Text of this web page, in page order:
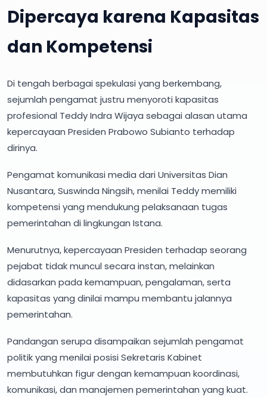
Dipercaya karena Kapasitas
dan Kompetensi
Di tengah berbagai spekulasi yang berkembang,
sejumlah pengamat justru menyoroti kapasitas
profesional Teddy Indra Wijaya sebagai alasan utama
kepercayaan Presiden Prabowo Subianto terhadap
dirinya.
Pengamat komunikasi media dari Universitas Dian
Nusantara, Suswinda Ningsih, menilai Teddy memiliki
kompetensi yang mendukung pelaksanaan tugas
pemerintahan di lingkungan Istana.
Menurutnya, kepercayaan Presiden terhadap seorang
pejabat tidak muncul secara instan, melainkan
didasarkan pada kemampuan, pengalaman, serta
kapasitas yang dinilai mampu membantu jalannya
pemerintahan.
Pandangan serupa disampaikan sejumlah pengamat
politik yang menilai posisi Sekretaris Kabinet
membutuhkan figur dengan kemampuan koordinasi,
komunikasi, dan manajemen pemerintahan yang kuat.